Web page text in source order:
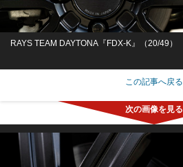
RAYS TEAM DAYTONA『FDX-K』（20/49）
この記事へ戻る